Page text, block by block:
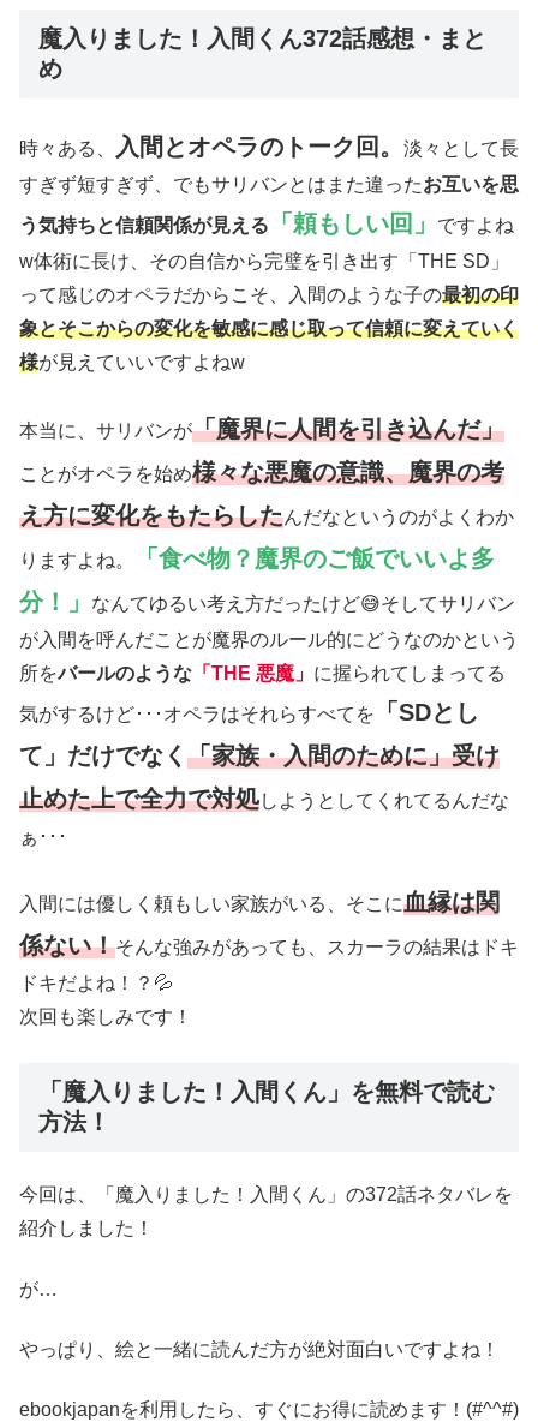
魔入りました！入間くん372話感想・まと
め
時々ある、 入間とオペラのトーク回。
淡々として長
すぎず短すぎず、でもサリバンとはまた違ったお互いを思
う気持ちと信頼関係が見える
「頼もしい回」
ですよね
w体術に長け、その自信から完璧を引き出す「THE SD」
って感じのオペラだからこそ、入間のような子の最初の印
象とそこからの変化を敏感に感じ取って信頼に変えていく
様が見えていいですよねw
本当に、サリバンが「魔界に人間を引き込んだ」
ことがオペラを始め様々な悪魔の意識、魔界の考
え方に変化をもたらしたんだなというのがよくわか
りますよね。
「食べ物？魔界のご飯でいいよ多
分！」
なんてゆるい考え方だったけど😅そしてサリバン
が入間を呼んだことが魔界のルール的にどうなのかという
所をバールのような 「THE 悪魔」 に握られてしまってる
気がするけど･･･オペラはそれらすべてを
「SDとし
て」だけでなく 「家族・入間のために」受け
止めた上で全力で対処しようとしてくれてるんだな
ぁ･･･
入間には優しく頼もしい家族がいる、そこに血縁は関
係ない！そんな強みがあっても、スカーラの結果はドキ
ドキだよね！？💦
次回も楽しみです！
「魔入りました！入間くん」を無料で読む
方法！
今回は、「魔入りました！入間くん」の372話ネタバレを
紹介しました！
が…
やっぱり、絵と一緒に読んだ方が絶対面白いですよね！
ebookjapanを利用したら、すぐにお得に読めます！(#^^#)